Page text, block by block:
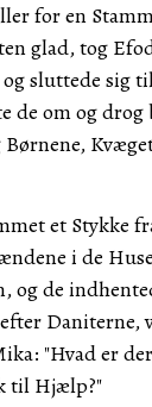
for en
glad, tog
sluttede sig
de om og
et Stykke
i de
og de
Daniterne,
"Hvad er
til Hjælp?"